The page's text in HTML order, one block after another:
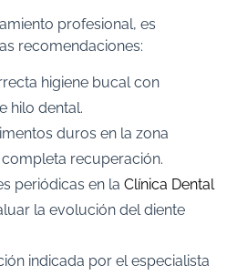
profesional, es
recomendaciones:
higiene bucal con
hilo dental.
duros en la zona
recuperación.
periódicas en la Clínica Dental
la evolución del diente
indicada por el especialista